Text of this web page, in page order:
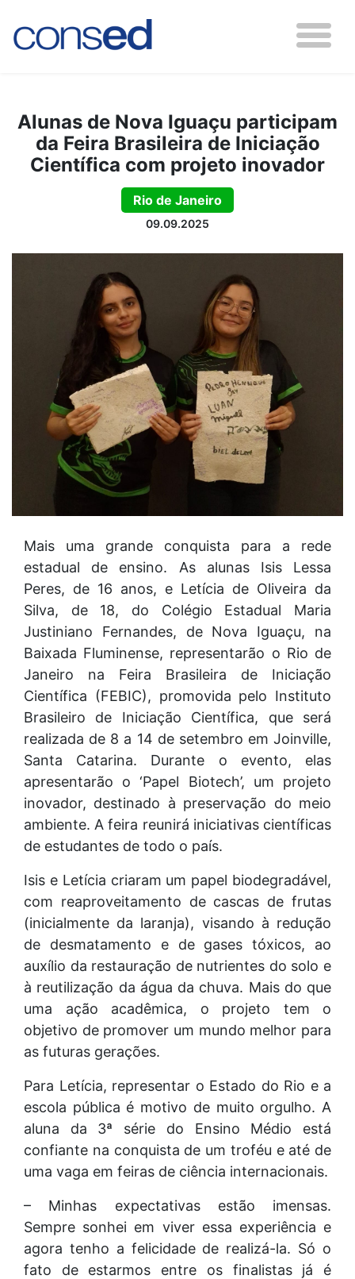
Alunas de Nova Iguaçu participam
da Feira Brasileira de Iniciação
Científica com projeto inovador
Rio de Janeiro
09.09.2025
Mais uma grande conquista para a rede
estadual de ensino. As alunas Isis Lessa
Peres, de 16 anos, e Letícia de Oliveira da
Silva, de 18, do Colégio Estadual Maria
Justiniano Fernandes, de Nova Iguaçu, na
Baixada Fluminense, representarão o Rio de
Janeiro na Feira Brasileira de Iniciação
Científica (FEBIC), promovida pelo Instituto
Brasileiro de Iniciação Científica, que será
realizada de 8 a 14 de setembro em Joinville,
Santa Catarina. Durante o evento, elas
apresentarão o ‘Papel Biotech’, um projeto
inovador, destinado à preservação do meio
ambiente. A feira reunirá iniciativas científicas
de estudantes de todo o país.
Isis e Letícia criaram um papel biodegradável,
com reaproveitamento de cascas de frutas
(inicialmente da laranja), visando à redução
de desmatamento e de gases tóxicos, ao
auxílio da restauração de nutrientes do solo e
à reutilização da água da chuva. Mais do que
uma ação acadêmica, o projeto tem o
objetivo de promover um mundo melhor para
as futuras gerações.
Para Letícia, representar o Estado do Rio e a
escola pública é motivo de muito orgulho. A
aluna da 3ª série do Ensino Médio está
confiante na conquista de um troféu e até de
uma vaga em feiras de ciência internacionais.
– Minhas expectativas estão imensas.
Sempre sonhei em viver essa experiência e
agora tenho a felicidade de realizá-la. Só o
fato de estarmos entre os finalistas já é